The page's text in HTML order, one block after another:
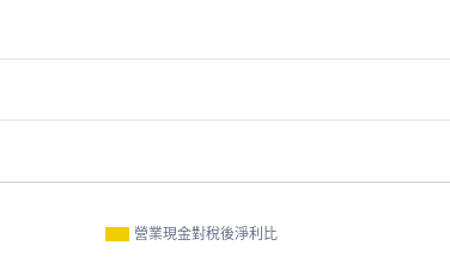
營業現金對稅後淨利比